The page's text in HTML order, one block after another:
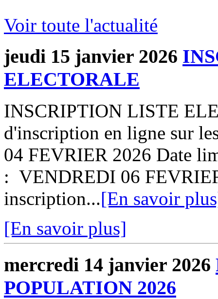
Voir toute l'actualité
jeudi 15 janvier 2026
ELECTORALE
INSCRIPTION LISTE
d'inscription en ligne sur
04 FEVRIER 2026 Date
: VENDREDI 06
inscription...[En savoir
[En savoir plus]
mercredi 14 janvier 2026
POPULATION 2026